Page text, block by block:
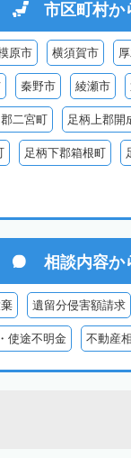
市区町村か
原市 横須賀市
秦野市 綾瀬市
二宮町 足柄上郡開
足柄下郡箱根町
相談内容か
遺留分侵害額請求
使途不明金 不動産